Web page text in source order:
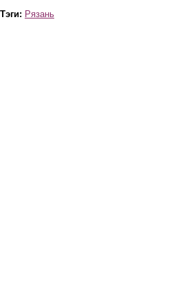
Тэги: Рязань